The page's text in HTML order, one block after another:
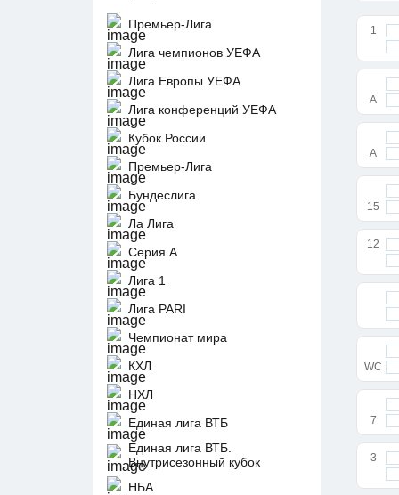
Премьер-Лига
Лига чемпионов УЕФА
Лига Европы УЕФА
Лига конференций УЕФА
Кубок России
Премьер-Лига
Бундеслига
Ла Лига
Серия А
Лига 1
Лига PARI
Чемпионат мира
КХЛ
НХЛ
Единая лига ВТБ
Единая лига ВТБ.
Внутрисезонный кубок
НБА
1
A
A
15
12
WC
7
3